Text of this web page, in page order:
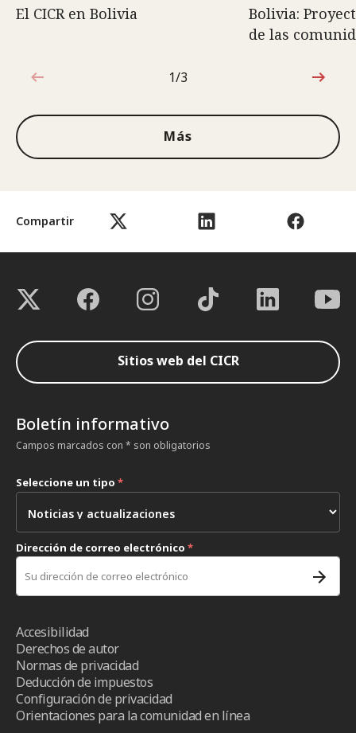
Compartir
El CICR en Bolivia
Bolivia:
de las
1de3
1/3
Más
Sitios web del CICR
Boletín informativo
Campos marcados con * son obligatorios
Seleccione un tipo *
Dirección de correo electrónico *
Accesibilidad
Derechos de autor
Normas de privacidad
Deducción de impuestos
Configuración de privacidad
Orientaciones para la comunidad en línea